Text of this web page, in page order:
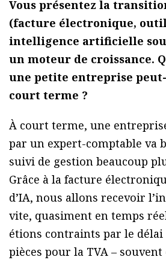
Vous présentez la
(facture électronique,
intelligence artificielle
un moteur de croissance.
une petite entreprise
court terme ?
À court terme, une
par un expert-comptable va
suivi de gestion beaucoup
Grâce à la facture
d’IA, nous allons recevoir
vite, quasiment en temps
étions contraints par le délai
pièces pour la TVA –